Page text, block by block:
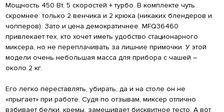
Мощность 450 Вт, 5 скоростей + турбо. В комплекте чуть
скромнее: только 2 венчика и 2 крюка (никаких блендеров и
чопперов). Зато и цена демократичнее. MFQ36460
привлекает тех, кто хочет иметь удобство стационарного
миксера, но не переплачивать за лишние примочки. У этой
модели очень небольшая масса для прибора с чашей –
около 2 кг.
Его легко переставлять, убирать, да и на столе он не
«прыгает» при работе. Судя по отзывам, миксер отлично
взбивает белки, кремы, замешивает бисквитное тесто. А вот